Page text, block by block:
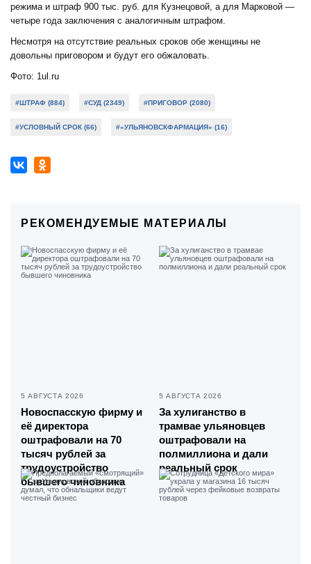
режима и штраф 900 тыс. руб. для Кузнецовой, а для Марковой —
четыре года заключения с аналогичным штрафом.
Несмотря на отсутствие реальных сроков обе женщины не
довольны приговором и будут его обжаловать.
Фото: 1ul.ru
#ШТРАФ (884) #СУД (2349) #ПРИГОВОР (2080)
#УСЛОВНЫЙ СРОК (66) #«УЛЬЯНОВСКФАРМАЦИЯ» (16)
РЕКОМЕНДУЕМЫЕ МАТЕРИАЛЫ
5 АВГУСТА 2026
Новоспасскую фирму и
её директора
оштрафовали на 70
тысяч рублей за
трудоустройство
бывшего чиновника
5 АВГУСТА 2026
За хулиганство в
трамвае ульяновцев
оштрафовали на
полмиллиона и дали
реальный срок